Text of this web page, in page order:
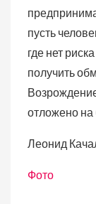
пусть
где нет
получить
отложено на
Леонид
Фото